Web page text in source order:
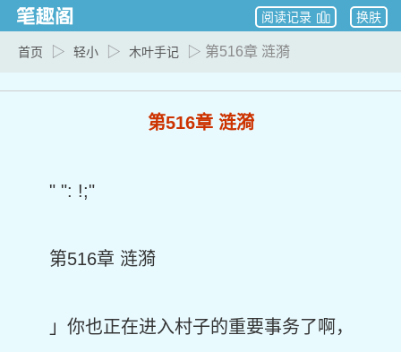
换肤
阅读记录
首页 ▷ 轻小 ▷ 木叶手记 ▷ 第516章 涟漪
第516章 涟漪
" ": !;"
第516章 涟漪
」你也正在进入村子的重要事务了啊，